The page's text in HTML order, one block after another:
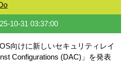
10-31 03:37:00
向けに新しいセキュリティレイ
Configurations (DAC)」を発表